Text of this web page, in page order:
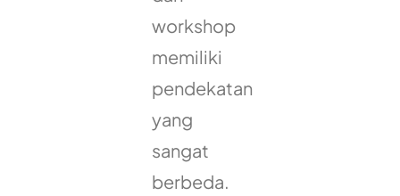
workshop
memiliki
pendekatan
yang
sangat
berbeda.